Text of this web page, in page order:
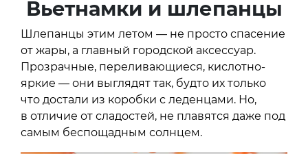
Вьетнамки и шлепанцы
Шлепанцы этим летом — не просто спасение
от жары, а главный городской аксессуар.
Прозрачные, переливающиеся, кислотно-
яркие — они выглядят так, будто их только
что достали из коробки с леденцами. Но,
в отличие от сладостей, не плавятся даже под
самым беспощадным солнцем.